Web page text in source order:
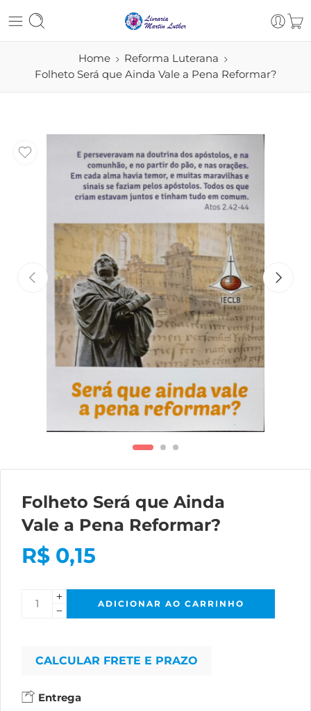
Home
Reforma Luterana
Folheto Será que Ainda Vale a Pena Reformar?
Folheto Será que Ainda
Vale a Pena Reformar?
R$ 0,15
ADICIONAR AO CARRINHO
CALCULAR FRETE E PRAZO
Entrega